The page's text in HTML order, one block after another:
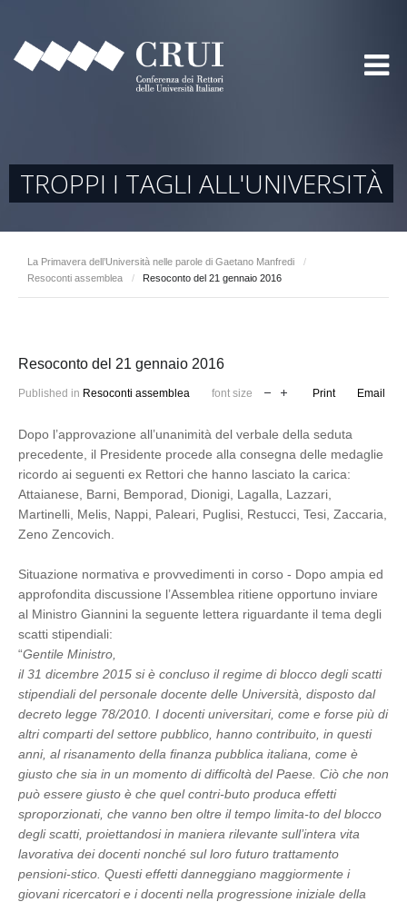
TROPPI I TAGLI ALL'UNIVERSITÀ
La Primavera dell’Università nelle parole di Gaetano Manfredi
/
Resoconti assemblea
/ Resoconto del 21 gennaio 2016
Resoconto del 21 gennaio 2016
Published in Resoconti assemblea font size Print Email
Dopo l’approvazione all’unanimità del verbale della seduta
precedente, il Presidente procede alla consegna delle medaglie
ricordo ai seguenti ex Rettori che hanno lasciato la carica:
Attaianese, Barni, Bemporad, Dionigi, Lagalla, Lazzari,
Martinelli, Melis, Nappi, Paleari, Puglisi, Restucci, Tesi, Zaccaria,
Zeno Zencovich.
Situazione normativa e provvedimenti in corso - Dopo ampia ed
approfondita discussione l’Assemblea ritiene opportuno inviare
al Ministro Giannini la seguente lettera riguardante il tema degli
scatti stipendiali:
“Gentile Ministro,
il 31 dicembre 2015 si è concluso il regime di blocco degli scatti
stipendiali del personale docente delle Università, disposto dal
decreto legge 78/2010. I docenti universitari, come e forse più di
altri comparti del settore pubblico, hanno contribuito, in questi
anni, al risanamento della finanza pubblica italiana, come è
giusto che sia in un momento di difficoltà del Paese. Ciò che non
può essere giusto è che quel contri-buto produca effetti
sproporzionati, che vanno ben oltre il tempo limita-to del blocco
degli scatti, proiettandosi in maniera rilevante sull’intera vita
lavorativa dei docenti nonché sul loro futuro trattamento
pensioni-stico. Questi effetti danneggiano maggiormente i
giovani ricercatori e i docenti nella progressione iniziale della